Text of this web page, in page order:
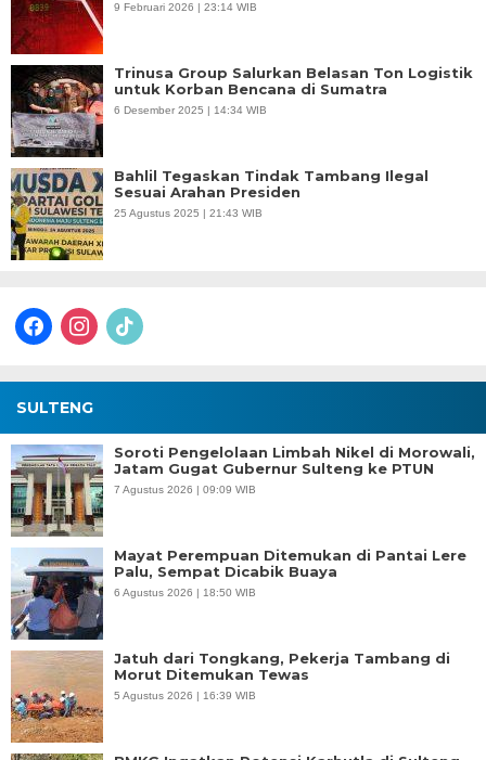
9 Februari 2026 | 23:14 WIB
Trinusa Group Salurkan Belasan Ton Logistik
untuk Korban Bencana di Sumatra
6 Desember 2025 | 14:34 WIB
Bahlil Tegaskan Tindak Tambang Ilegal
Sesuai Arahan Presiden
25 Agustus 2025 | 21:43 WIB
facebookinstagram
tiktok
SULTENG
Soroti Pengelolaan Limbah Nikel di Morowali,
Jatam Gugat Gubernur Sulteng ke PTUN
7 Agustus 2026 | 09:09 WIB
Mayat Perempuan Ditemukan di Pantai Lere
Palu, Sempat Dicabik Buaya
6 Agustus 2026 | 18:50 WIB
Jatuh dari Tongkang, Pekerja Tambang di
Morut Ditemukan Tewas
5 Agustus 2026 | 16:39 WIB